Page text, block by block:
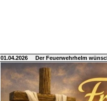
01.04.2026 Der Feuerwehrhelm